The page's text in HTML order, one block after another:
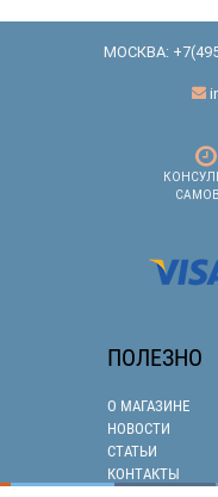
МОСКВА:
ПОЛЕЗНО
О МАГАЗИНЕ
НОВОСТИ
СТАТЬИ
КОНТАКТЫ